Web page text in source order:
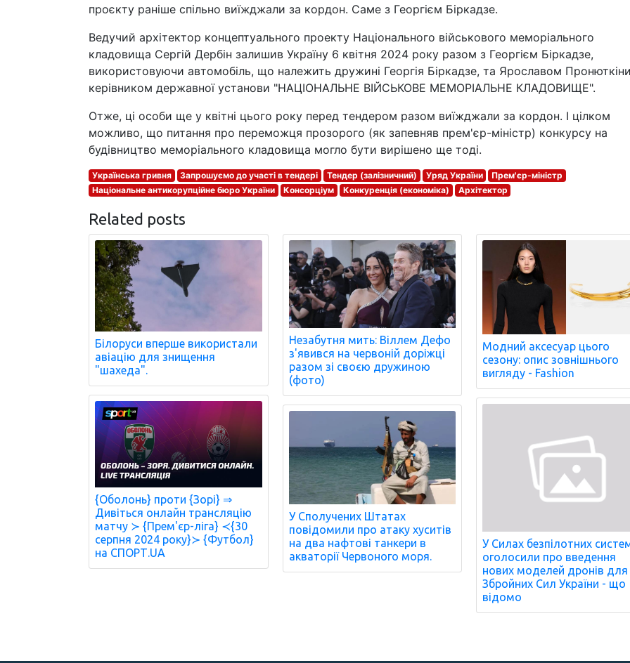
проєкту раніше спільно виїжджали за кордон. Саме з Георгієм Біркадзе.
Ведучий архітектор концептуального проекту Національного військового меморіального
кладовища Сергій Дербін залишив Україну 6 квітня 2024 року разом з Георгієм Біркадзе,
використовуючи автомобіль, що належить дружині Георгія Біркадзе, та Ярославом
керівником державної установи "НАЦІОНАЛЬНЕ ВІЙСЬКОВЕ МЕМОРІАЛЬНЕ КЛАДОВИЩЕ".
Отже, ці особи ще у квітні цього року перед тендером разом виїжджали за кордон. І цілком
можливо, що питання про переможця прозорого (як запевняв прем'єр-міністр) конкурсу на
будівництво меморіального кладовища могло бути вирішено ще тоді.
Українська гривня Запрошуємо до участі в тендері Тендер (залізничний) Уряд України
Прем'єр-міністр
Національне антикорупційне бюро України
Консорціум Конкуренція (економіка) Архітектор
Related posts
Білоруси вперше використали
авіацію для знищення
"шахеда".
{Оболонь} проти {Зорі} ⇒
Дивіться онлайн трансляцію
матчу ≻ {Прем'єр-ліга} ≺{30
серпня 2024 року}≻ {Футбол}
на СПОРТ.UA
Незабутня мить: Віллем Дефо
з'явився на червоній доріжці
разом зі своєю дружиною
(фото)
У Сполучених Штатах
повідомили про атаку хуситів
на два нафтові танкери в
акваторії Червоного моря.
Модний аксесуар цього
сезону: опис зовнішнього
вигляду - Fashion
У Силах безпілотних
оголосили про введення
нових моделей дронів для
Збройних Сил України - що
відомо